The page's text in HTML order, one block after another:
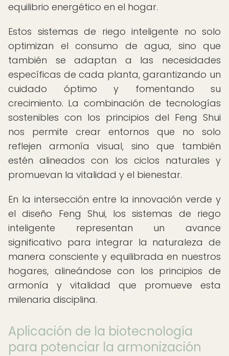
equilibrio energético en el hogar.
Estos sistemas de riego inteligente no solo
optimizan el consumo de agua, sino que
también se adaptan a las necesidades
específicas de cada planta, garantizando un
cuidado óptimo y fomentando su
crecimiento. La combinación de tecnologías
sostenibles con los principios del Feng Shui
nos permite crear entornos que no solo
reflejen armonía visual, sino que también
estén alineados con los ciclos naturales y
promuevan la vitalidad y el bienestar.
En la intersección entre la innovación verde y
el diseño Feng Shui, los sistemas de riego
inteligente representan un avance
significativo para integrar la naturaleza de
manera consciente y equilibrada en nuestros
hogares, alineándose con los principios de
armonía y vitalidad que promueve esta
milenaria disciplina.
Aplicación de la biotecnología
para potenciar la armonización